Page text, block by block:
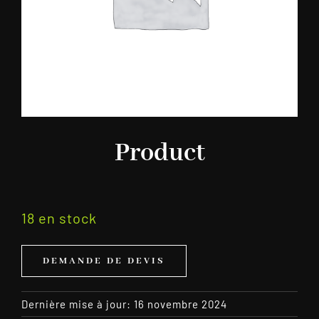
Product
18 en stock
DEMANDE DE DEVIS
Dernière mise à jour: 16 novembre 2024